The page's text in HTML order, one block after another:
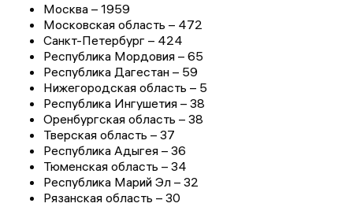
Москва – 1959
Московская область – 472
Санкт-Петербург – 424
Республика Мордовия – 65
Республика Дагестан – 59
Нижегородская область – 5
Республика Ингушетия – 38
Оренбургская область – 38
Тверская область – 37
Республика Адыгея – 36
Тюменская область – 34
Республика Марий Эл – 32
Рязанская область – 30